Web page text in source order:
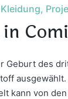
Kleidung
in
Geburt des
kann von